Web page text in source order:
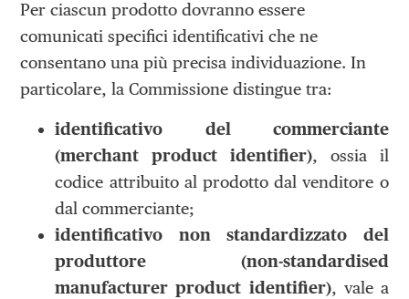
Per ciascun prodotto dovranno essere
comunicati specifici identificativi che ne
consentano una più precisa individuazione. In
particolare, la Commissione distingue tra:
identificativo del commerciante
(merchant product identifier), ossia il
codice attribuito al prodotto dal venditore o
dal commerciante;
identificativo non standardizzato del
produttore (non-standardised
manufacturer product identifier), vale a